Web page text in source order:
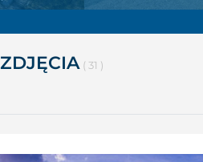
ZDJĘCIA ( 31 )